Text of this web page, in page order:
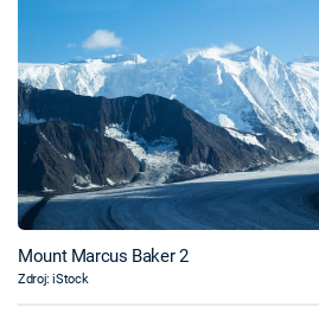
Mount Marcus Baker 2
Zdroj: iStock